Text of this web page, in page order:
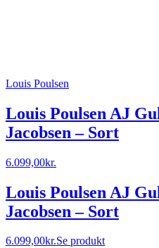
Louis Poulsen
Louis Poulsen AJ
Jacobsen – Sort
6.099,00kr.
Louis Poulsen AJ
Jacobsen – Sort
6.099,00kr.Se produkt